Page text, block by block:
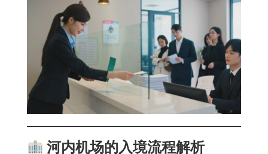
河内机场的入境流程解析